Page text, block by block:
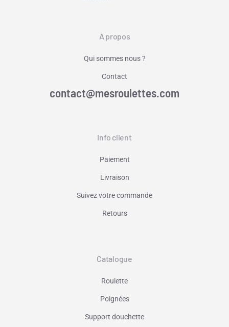
A propos
Qui sommes nous ?
Contact
contact@mesroulettes.com
Info client
Paiement
Livraison
Suivez votre commande
Retours
Catalogue
Roulette
Poignées
Support douchette